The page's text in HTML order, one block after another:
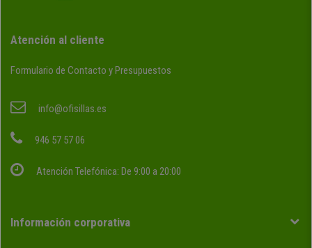
Atención al cliente
Formulario de Contacto y Presupuestos
info@ofisillas.es
946 57 57 06
Atención Telefónica: De 9:00 a 20:00
Información corporativa